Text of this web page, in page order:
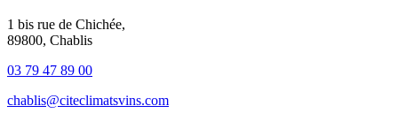
1 bis rue de Chichée,
89800, Chablis
03 79 47 89 00
chablis@citeclimatsvins.com